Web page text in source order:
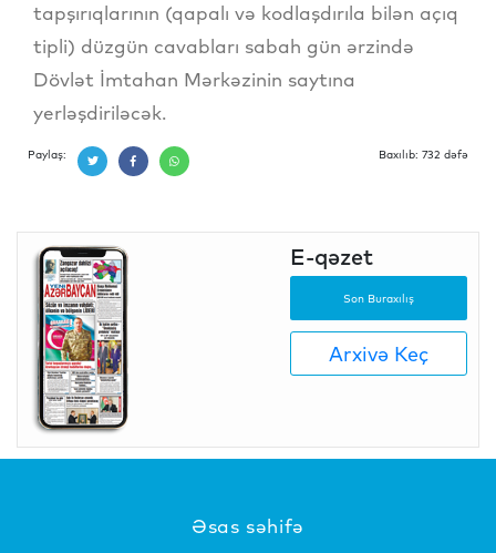
tapşırıqlarının (qapalı və kodlaşdırıla bilən açıq
tipli) düzgün cavabları sabah gün ərzində
Dövlət İmtahan Mərkəzinin saytına
yerləşdiriləcək.
Paylaş: Baxılıb: 732 dəfə
E-qəzet
Son Buraxılış
Arxivə Keç
Əsas səhifə